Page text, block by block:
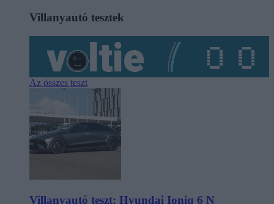
Villanyautó tesztek
Az összes teszt
Villanyautó teszt: Hyundai Ioniq 6 N